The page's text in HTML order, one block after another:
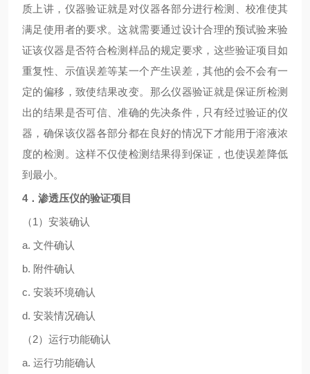
质上讲，仪器验证就是对仪器各部分进行检测、校准使其
满足使用者的要求。这就需要通过设计合理的预试验来验
证该仪器是否符合检测样品的规定要求，这些验证项目如
重复性、示值误差等某一个产生误差，其他的会不会有一
定的偏移，致使结果改变。那么仪器验证就是保证所检测
出的结果是否可信、准确的先决条件，只有经过验证的仪
器，确保该仪器各部分都在良好的情况下才能用于溶液浓
度的检测。这样不仅使检测结果得到保证，也使误差降低
到最小。
4．渗透压仪的验证项目
（1）安装确认
a. 文件确认
b. 附件确认
c. 安装环境确认
d. 安装情况确认
（2）运行功能确认
a. 运行功能确认